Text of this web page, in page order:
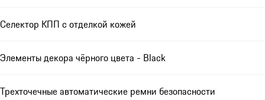
Селектор КПП с отделкой кожей
Элементы декора чёрного цвета - Black
Трехточечные автоматические ремни безопасности